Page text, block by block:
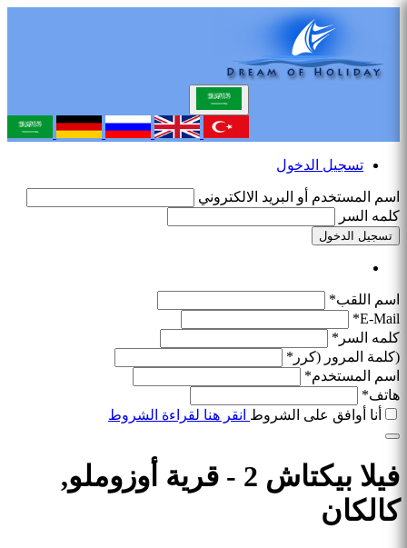
تسجيل الدخول
اسم المستخدم أو البريد الالكتروني
كلمه السر
تسجيل الدخول
اسم اللقب*
E-Mail*
كلمه السر*
(كلمة المرور (كرر*
اسم المستخدم*
هاتف*
أنا أوافق على الشروط انقر هنا لقراءة الشروط
فيلا بيكتاش 2 - قرية أوزوملو,
كالكان